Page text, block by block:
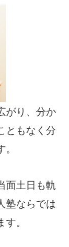
がり、分か
ともなく分
面土日も軌
塾ならでは
。